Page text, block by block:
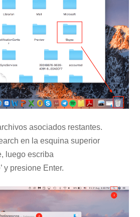
asociados restantes.
en la esquina superior
luego escriba
y presione Enter.